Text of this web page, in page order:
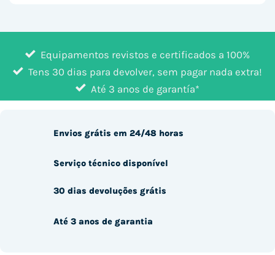
Equipamentos revistos e certificados a 100%
Tens 30 dias para devolver, sem pagar nada extra!
Até 3 anos de garantía*
Envios grátis em 24/48 horas
Serviço técnico disponível
30 dias devoluções grátis
Até 3 anos de garantia